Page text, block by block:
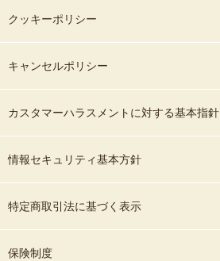
クッキーポリシー
キャンセルポリシー
カスタマーハラスメントに対する基本指針
情報セキュリティ基本方針
特定商取引法に基づく表示
保険制度